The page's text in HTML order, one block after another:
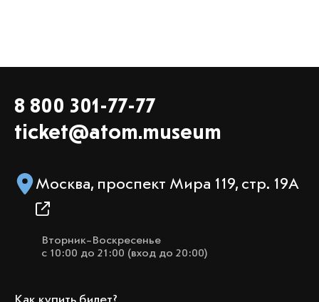
8 800 301-77-77
ticket@atom.museum
Москва, проспект Мира 119, стр. 19А
Вторник–Воскресенье
с 10:00 до 21:00 (вход до 20:00)